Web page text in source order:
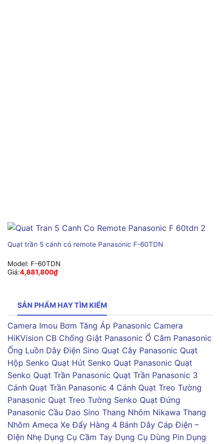
Quạt trần 5 cánh có remote Panasonic F-60TDN
Model: F-60TDN
Giá:4,881,800₫
SẢN PHẨM HAY TÌM KIẾM
Camera Imou Bơm Tăng Áp Panasonic Camera
HiKVision CB Chống Giật Panasonic Ổ Cắm Panasonic
Ống Luồn Dây Điện Sino Quạt Cây Panasonic Quạt
Hộp Senko Quạt Hút Senko Quạt Panasonic Quạt
Senko Quạt Trần Panasonic Quạt Trần Panasonic 3
Cánh Quạt Trần Panasonic 4 Cánh Quạt Treo Tường
Panasonic Quạt Treo Tường Senko Quạt Đứng
Panasonic Cầu Dao Sino Thang Nhôm Nikawa Thang
Nhôm Ameca Xe Đẩy Hàng 4 Bánh Dây Cáp Điện –
Điện Nhẹ Dụng Cụ Cầm Tay Dụng Cụ Dùng Pin Dụng